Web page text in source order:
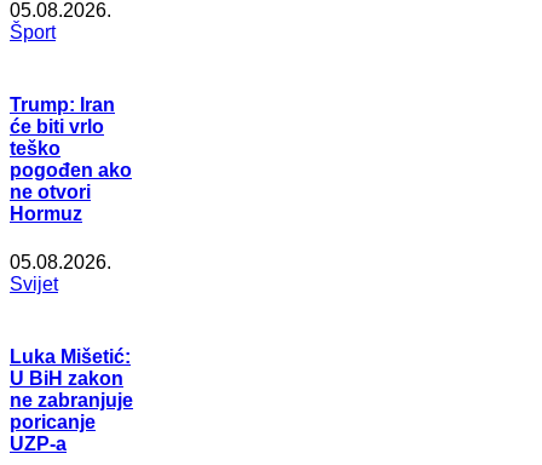
05.08.2026.
Šport
Trump: Iran
će biti vrlo
teško
pogođen ako
ne otvori
Hormuz
05.08.2026.
Svijet
Luka Mišetić:
U BiH zakon
ne zabranjuje
poricanje
UZP-a